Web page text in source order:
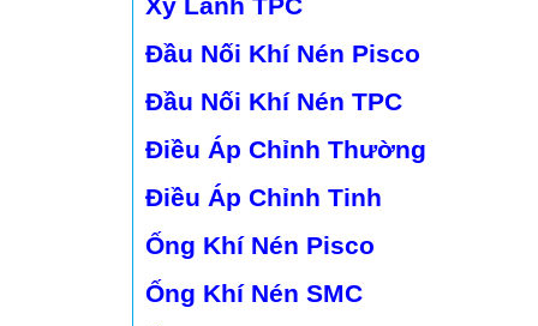
Đầu Nối Khí Nén Pisco
Đầu Nối Khí Nén TPC
Điều Áp Chỉnh Thường
Điều Áp Chỉnh Tinh
Ống Khí Nén Pisco
Ống Khí Nén SMC